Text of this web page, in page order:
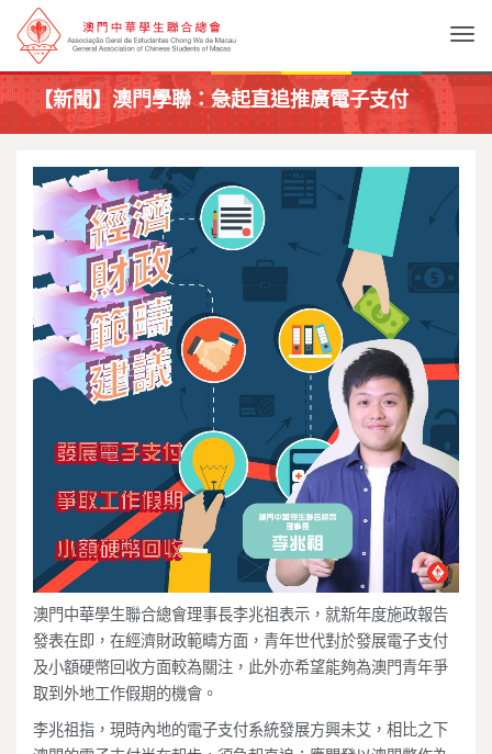
【新聞】澳門學聯：急起直追推廣電子支付
澳門中華學生聯合總會理事長李兆祖表示，就新年度施政報告
發表在即，在經濟財政範疇方面，青年世代對於發展電子支付
及小額硬幣回收方面較為關注，此外亦希望能夠為澳門青年爭
取到外地工作假期的機會。
李兆祖指，現時內地的電子支付系統發展方興未艾，相比之下